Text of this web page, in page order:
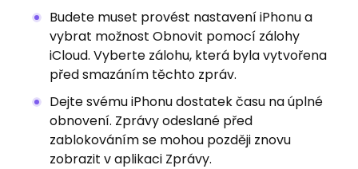
Budete muset provést nastavení iPhonu a
vybrat možnost Obnovit pomocí zálohy
iCloud. Vyberte zálohu, která byla vytvořena
před smazáním těchto zpráv.
Dejte svému iPhonu dostatek času na úplné
obnovení. Zprávy odeslané před
zablokováním se mohou později znovu
zobrazit v aplikaci Zprávy.